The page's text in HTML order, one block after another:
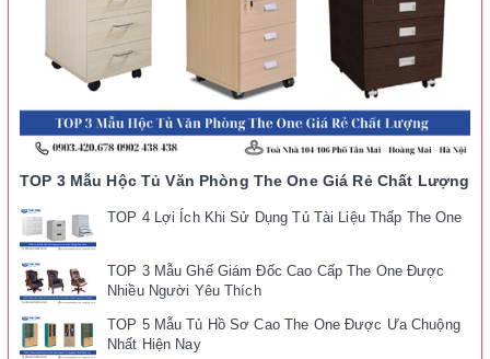
TOP 3 Mẫu Hộc Tủ Văn Phòng The One Giá Rẻ Chất Lượng
TOP 4 Lợi Ích Khi Sử Dụng Tủ Tài Liệu Thấp The One
TOP 3 Mẫu Ghế Giám Đốc Cao Cấp The One Được
Nhiều Người Yêu Thích
TOP 5 Mẫu Tủ Hồ Sơ Cao The One Được Ưa Chuộng
Nhất Hiện Nay